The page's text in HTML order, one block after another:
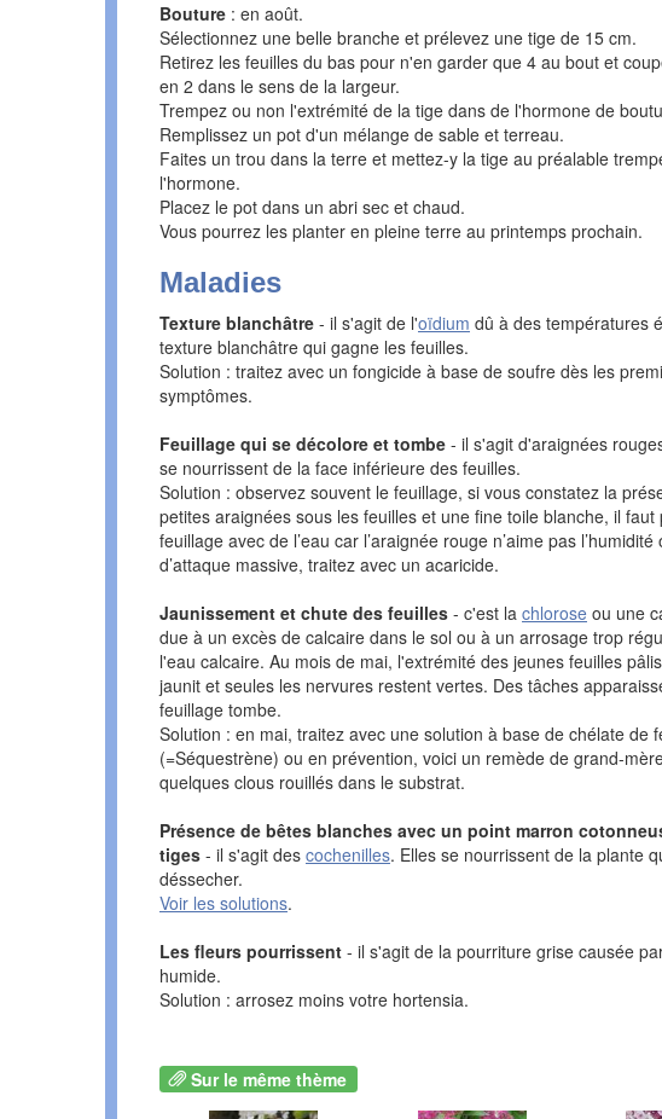
Bouture : en août.
Sélectionnez une belle branche et prélevez une tige de 15 cm.
Retirez les feuilles du bas pour n'en garder que 4 au bout et
en 2 dans le sens de la largeur.
Trempez ou non l'extrémité de la tige dans de l'hormone de
Remplissez un pot d'un mélange de sable et terreau.
Faites un trou dans la terre et mettez-y la tige au préalable
l'hormone.
Placez le pot dans un abri sec et chaud.
Vous pourrez les planter en pleine terre au printemps prochain.
Maladies
Texture blanchâtre - il s'agit de l'oïdium dû à des températures
texture blanchâtre qui gagne les feuilles.
Solution : traitez avec un fongicide à base de soufre dès les
symptômes.
Feuillage qui se décolore et tombe - il s'agit d'araignées
se nourrissent de la face inférieure des feuilles.
Solution : observez souvent le feuillage, si vous constatez la
petites araignées sous les feuilles et une fine toile blanche, il faut
feuillage avec de l’eau car l’araignée rouge n’aime pas
d’attaque massive, traitez avec un acaricide.
Jaunissement et chute des feuilles - c'est la chlorose ou une
due à un excès de calcaire dans le sol ou à un arrosage trop
l'eau calcaire. Au mois de mai, l'extrémité des jeunes feuilles
jaunit et seules les nervures restent vertes. Des tâches
feuillage tombe.
Solution : en mai, traitez avec une solution à base de chélate de
(=Séquestrène) ou en prévention, voici un remède de grand-
quelques clous rouillés dans le substrat.
Présence de bêtes blanches avec un point marron
tiges - il s'agit des cochenilles. Elles se nourrissent de la plante
déssecher.
Voir les solutions.
Les fleurs pourrissent - il s'agit de la pourriture grise causée
humide.
Solution : arrosez moins votre hortensia.
Sur le même thème